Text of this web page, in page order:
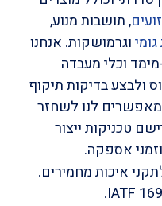
, תושבות מנוע,
גומיוגרמושקות. אנחנו
וכלי מעבדה
ולבצע בדיקות תיקוף
מאפשרים לנו לשחזר
טכניקות ייצור
אספקה.
איכות מחמירים.